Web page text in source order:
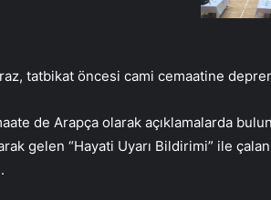
tatbikat öncesi cami cemaatine
de Arapça olarak açıklamalarda
gelen “Hayati Uyarı Bildirimi” ile